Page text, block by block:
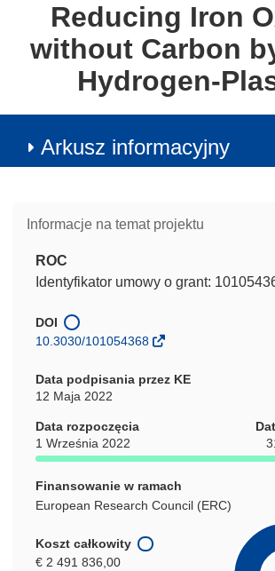
Reducing Iron
without Carbon
Hydrogen-
Arkusz informacyjny
Informacje na temat projektu
ROC
Identyfikator umowy o grant:
DOI
10.3030/101054368
Data podpisania przez KE
12 Maja 2022
Data rozpoczęcia
1 Września 2022
Finansowanie w ramach
European Research Council (ERC)
Koszt całkowity
€ 2 491 836,00